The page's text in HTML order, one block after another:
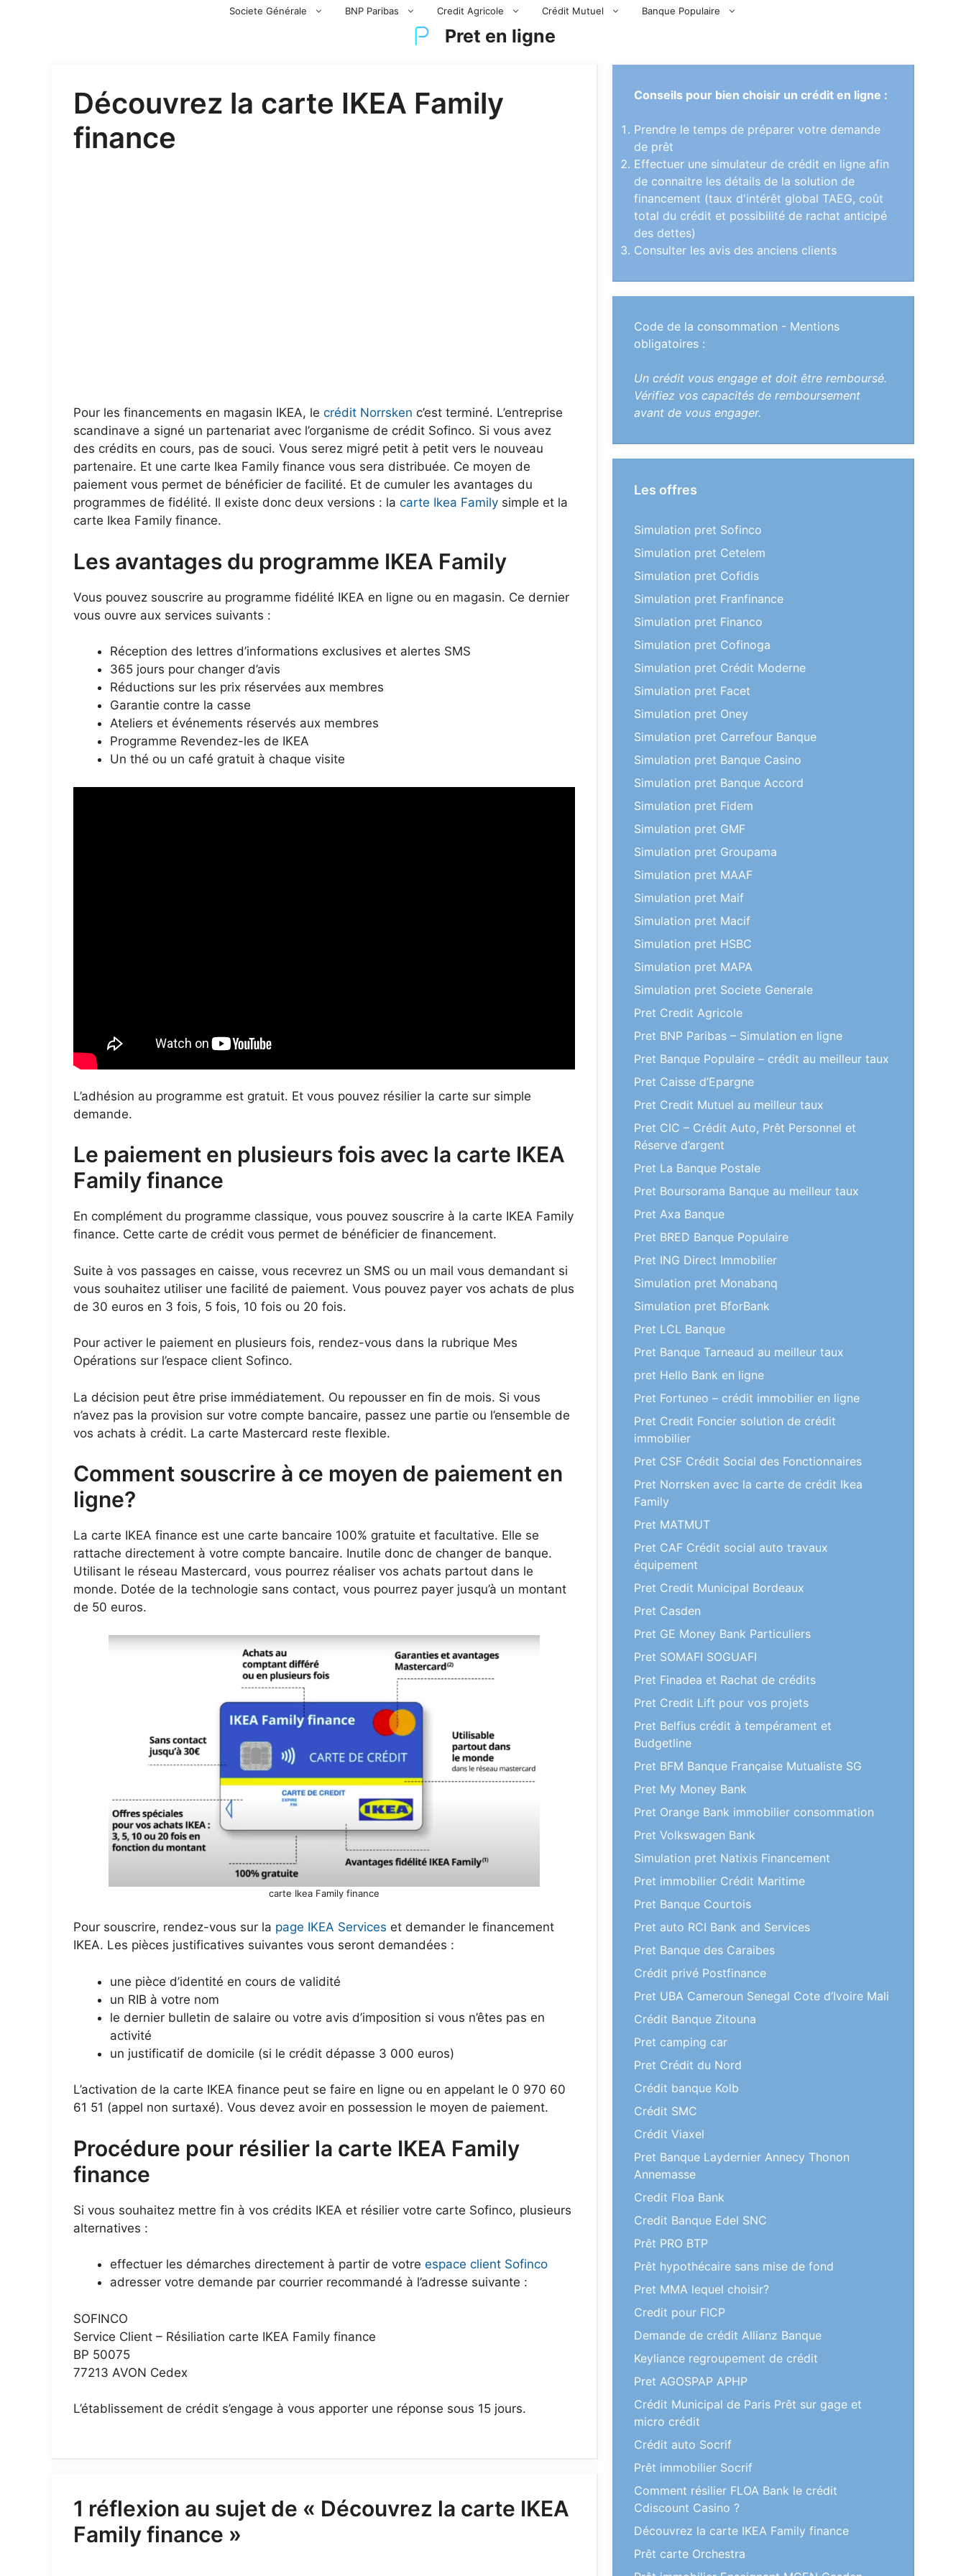
Societe Générale BNP Paribas Credit Agricole Crédit Mutuel Banque Populaire
Pret en ligne
Découvrez la carte IKEA Family
finance
Pour les financements en magasin IKEA, le crédit Norrsken c’est terminé. L’entreprise
scandinave a signé un partenariat avec l’organisme de crédit Sofinco. Si vous avez
des crédits en cours, pas de souci. Vous serez migré petit à petit vers le nouveau
partenaire. Et une carte Ikea Family finance vous sera distribuée. Ce moyen de
paiement vous permet de bénéficier de facilité. Et de cumuler les avantages du
programmes de fidélité. Il existe donc deux versions : la carte Ikea Family simple et la
carte Ikea Family finance.
Les avantages du programme IKEA Family
Vous pouvez souscrire au programme fidélité IKEA en ligne ou en magasin. Ce dernier
vous ouvre aux services suivants :
Réception des lettres d’informations exclusives et alertes SMS
365 jours pour changer d’avis
Réductions sur les prix réservées aux membres
Garantie contre la casse
Ateliers et événements réservés aux membres
Programme Revendez-les de IKEA
Un thé ou un café gratuit à chaque visite
L’adhésion au programme est gratuit. Et vous pouvez résilier la carte sur simple
demande.
Le paiement en plusieurs fois avec la carte IKEA
Family finance
En complément du programme classique, vous pouvez souscrire à la carte IKEA Family
finance. Cette carte de crédit vous permet de bénéficier de financement.
Suite à vos passages en caisse, vous recevrez un SMS ou un mail vous demandant si
vous souhaitez utiliser une facilité de paiement. Vous pouvez payer vos achats de plus
de 30 euros en 3 fois, 5 fois, 10 fois ou 20 fois.
Pour activer le paiement en plusieurs fois, rendez-vous dans la rubrique Mes
Opérations sur l’espace client Sofinco.
La décision peut être prise immédiatement. Ou repousser en fin de mois. Si vous
n’avez pas la provision sur votre compte bancaire, passez une partie ou l’ensemble de
vos achats à crédit. La carte Mastercard reste flexible.
Comment souscrire à ce moyen de paiement en
ligne?
La carte IKEA finance est une carte bancaire 100% gratuite et facultative. Elle se
rattache directement à votre compte bancaire. Inutile donc de changer de banque.
Utilisant le réseau Mastercard, vous pourrez réaliser vos achats partout dans le
monde. Dotée de la technologie sans contact, vous pourrez payer jusqu’à un montant
de 50 euros.
carte Ikea Family finance
Pour souscrire, rendez-vous sur la page IKEA Services et demander le financement
IKEA. Les pièces justificatives suivantes vous seront demandées :
une pièce d’identité en cours de validité
un RIB à votre nom
le dernier bulletin de salaire ou votre avis d’imposition si vous n’êtes pas en
activité
un justificatif de domicile (si le crédit dépasse 3 000 euros)
L’activation de la carte IKEA finance peut se faire en ligne ou en appelant le 0 970 60
61 51 (appel non surtaxé). Vous devez avoir en possession le moyen de paiement.
Procédure pour résilier la carte IKEA Family
finance
Si vous souhaitez mettre fin à vos crédits IKEA et résilier votre carte Sofinco, plusieurs
alternatives :
effectuer les démarches directement à partir de votre espace client Sofinco
adresser votre demande par courrier recommandé à l’adresse suivante :
SOFINCO
Service Client – Résiliation carte IKEA Family finance
BP 50075
77213 AVON Cedex
L’établissement de crédit s’engage à vous apporter une réponse sous 15 jours.
1 réflexion au sujet de « Découvrez la carte IKEA
Family finance »
Conseils pour bien choisir un crédit en ligne :
Prendre le temps de préparer votre demande
de prêt
Effectuer une simulateur de crédit en ligne afin
de connaitre les détails de la solution de
financement (taux d'intérêt global TAEG, coût
total du crédit et possibilité de rachat anticipé
des dettes)
Consulter les avis des anciens clients
Code de la consommation - Mentions
obligatoires :
Un crédit vous engage et doit être remboursé.
Vérifiez vos capacités de remboursement
avant de vous engager.
Les offres
Simulation pret Sofinco
Simulation pret Cetelem
Simulation pret Cofidis
Simulation pret Franfinance
Simulation pret Financo
Simulation pret Cofinoga
Simulation pret Crédit Moderne
Simulation pret Facet
Simulation pret Oney
Simulation pret Carrefour Banque
Simulation pret Banque Casino
Simulation pret Banque Accord
Simulation pret Fidem
Simulation pret GMF
Simulation pret Groupama
Simulation pret MAAF
Simulation pret Maif
Simulation pret Macif
Simulation pret HSBC
Simulation pret MAPA
Simulation pret Societe Generale
Pret Credit Agricole
Pret BNP Paribas – Simulation en ligne
Pret Banque Populaire – crédit au meilleur taux
Pret Caisse d’Epargne
Pret Credit Mutuel au meilleur taux
Pret CIC – Crédit Auto, Prêt Personnel et
Réserve d’argent
Pret La Banque Postale
Pret Boursorama Banque au meilleur taux
Pret Axa Banque
Pret BRED Banque Populaire
Pret ING Direct Immobilier
Simulation pret Monabanq
Simulation pret BforBank
Pret LCL Banque
Pret Banque Tarneaud au meilleur taux
pret Hello Bank en ligne
Pret Fortuneo – crédit immobilier en ligne
Pret Credit Foncier solution de crédit
immobilier
Pret CSF Crédit Social des Fonctionnaires
Pret Norrsken avec la carte de crédit Ikea
Family
Pret MATMUT
Pret CAF Crédit social auto travaux
équipement
Pret Credit Municipal Bordeaux
Pret Casden
Pret GE Money Bank Particuliers
Pret SOMAFI SOGUAFI
Pret Finadea et Rachat de crédits
Pret Credit Lift pour vos projets
Pret Belfius crédit à tempérament et
Budgetline
Pret BFM Banque Française Mutualiste SG
Pret My Money Bank
Pret Orange Bank immobilier consommation
Pret Volkswagen Bank
Simulation pret Natixis Financement
Pret immobilier Crédit Maritime
Pret Banque Courtois
Pret auto RCI Bank and Services
Pret Banque des Caraibes
Crédit privé Postfinance
Pret UBA Cameroun Senegal Cote d’Ivoire Mali
Crédit Banque Zitouna
Pret camping car
Pret Crédit du Nord
Crédit banque Kolb
Crédit SMC
Crédit Viaxel
Pret Banque Laydernier Annecy Thonon
Annemasse
Credit Floa Bank
Credit Banque Edel SNC
Prêt PRO BTP
Prêt hypothécaire sans mise de fond
Pret MMA lequel choisir?
Credit pour FICP
Demande de crédit Allianz Banque
Keyliance regroupement de crédit
Pret AGOSPAP APHP
Crédit Municipal de Paris Prêt sur gage et
micro crédit
Crédit auto Socrif
Prêt immobilier Socrif
Comment résilier FLOA Bank le crédit
Cdiscount Casino ?
Découvrez la carte IKEA Family finance
Prêt carte Orchestra